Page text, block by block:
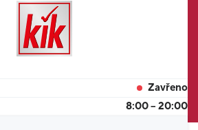
Zavřeno
8:00 – 20:00